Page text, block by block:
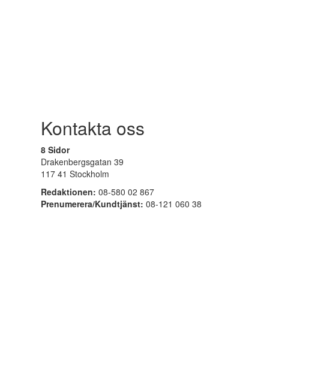
Kontakta oss
8 Sidor
Drakenbergsgatan 39
117 41 Stockholm
Redaktionen: 08-580 02 867
Prenumerera/Kundtjänst: 08-121 060 38